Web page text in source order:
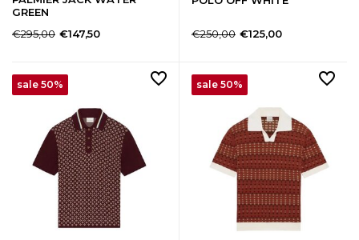
GREEN
€295,00 €147,50 €250,00 €125,00
sale 50% sale 50%